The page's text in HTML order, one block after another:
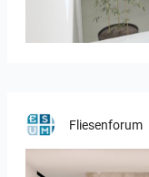
Bild_01
Fliesenforum